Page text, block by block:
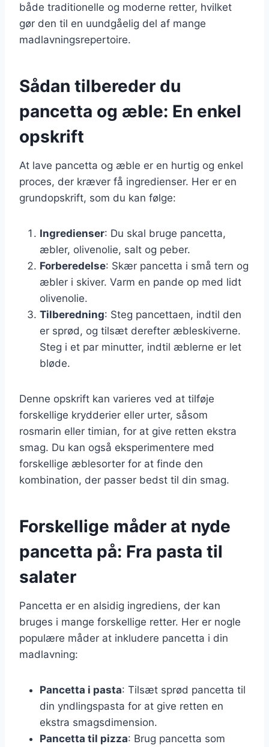
både traditionelle og moderne retter, hvilket
gør den til en uundgåelig del af mange
madlavningsrepertoire.
Sådan tilbereder du
pancetta og æble: En enkel
opskrift
At lave pancetta og æble er en hurtig og enkel
proces, der kræver få ingredienser. Her er en
grundopskrift, som du kan følge:
Ingredienser: Du skal bruge pancetta,
æbler, olivenolie, salt og peber.
Forberedelse: Skær pancetta i små tern og
æbler i skiver. Varm en pande op med lidt
olivenolie.
Tilberedning: Steg pancettaen, indtil den
er sprød, og tilsæt derefter æbleskiverne.
Steg i et par minutter, indtil æblerne er let
bløde.
Denne opskrift kan varieres ved at tilføje
forskellige krydderier eller urter, såsom
rosmarin eller timian, for at give retten ekstra
smag. Du kan også eksperimentere med
forskellige æblesorter for at finde den
kombination, der passer bedst til din smag.
Forskellige måder at nyde
pancetta på: Fra pasta til
salater
Pancetta er en alsidig ingrediens, der kan
bruges i mange forskellige retter. Her er nogle
populære måder at inkludere pancetta i din
madlavning:
Pancetta i pasta: Tilsæt sprød pancetta til
din yndlingspasta for at give retten en
ekstra smagsdimension.
Pancetta til pizza: Brug pancetta som